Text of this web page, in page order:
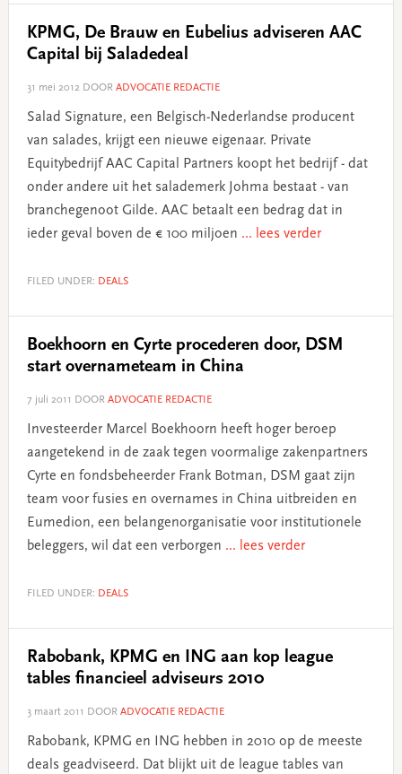
KPMG, De Brauw en Eubelius adviseren AAC
Capital bij Saladedeal
31 mei 2012DOOR ADVOCATIE REDACTIE
Salad Signature, een Belgisch-Nederlandse producent
van salades, krijgt een nieuwe eigenaar. Private
Equitybedrijf AAC Capital Partners koopt het bedrijf - dat
onder andere uit het salademerk Johma bestaat - van
branchegenoot Gilde. AAC betaalt een bedrag dat in
ieder geval boven de € 100 miljoen ... lees verder
FILED UNDER: DEALS
Boekhoorn en Cyrte procederen door, DSM
start overnameteam in China
7 juli 2011 DOOR ADVOCATIE REDACTIE
Investeerder Marcel Boekhoorn heeft hoger beroep
aangetekend in de zaak tegen voormalige zakenpartners
Cyrte en fondsbeheerder Frank Botman, DSM gaat zijn
team voor fusies en overnames in China uitbreiden en
Eumedion, een belangenorganisatie voor institutionele
beleggers, wil dat een verborgen ... lees verder
FILED UNDER: DEALS
Rabobank, KPMG en ING aan kop league
tables financieel adviseurs 2010
3 maart 2011 DOOR ADVOCATIE REDACTIE
Rabobank, KPMG en ING hebben in 2010 op de meeste
deals geadviseerd. Dat blijkt uit de league tables van